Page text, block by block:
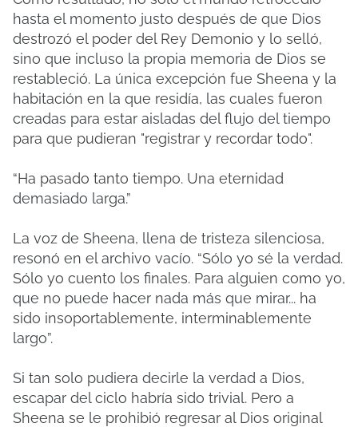
hasta el momento justo después de que Dios
destrozó el poder del Rey Demonio y lo selló,
sino que incluso la propia memoria de Dios se
restableció. La única excepción fue Sheena y la
habitación en la que residía, las cuales fueron
creadas para estar aisladas del flujo del tiempo
para que pudieran "registrar y recordar todo".
“Ha pasado tanto tiempo. Una eternidad
demasiado larga.”
La voz de Sheena, llena de tristeza silenciosa,
resonó en el archivo vacío. “Sólo yo sé la verdad.
Sólo yo cuento los finales. Para alguien como yo,
que no puede hacer nada más que mirar... ha
sido insoportablemente, interminablemente
largo”.
Si tan solo pudiera decirle la verdad a Dios,
escapar del ciclo habría sido trivial. Pero a
Sheena se le prohibió regresar al Dios original